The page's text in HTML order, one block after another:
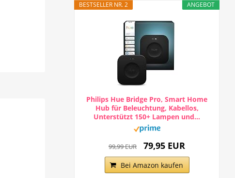
ANGEBOT
BESTSELLER NR. 2
Philips Hue Bridge Pro, Smart Home
Hub für Beleuchtung, Kabellos,
Unterstützt 150+ Lampen und...
99,99 EUR 79,95 EUR
Bei Amazon kaufen